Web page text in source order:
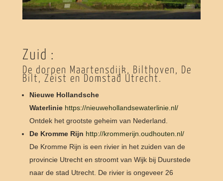
Zuid :
De dorpen Maartensdijk, Bilthoven, De
Bilt, Zeist en Domstad Utrecht.
Nieuwe Hollandsche
Waterlinie https://nieuwehollandsewaterlinie.nl/
Ontdek het grootste geheim van Nederland.
De Kromme Rijn http://krommerijn.oudhouten.nl/
De Kromme Rijn is een rivier in het zuiden van de
provincie Utrecht en stroomt van Wijk bij Duurstede
naar de stad Utrecht. De rivier is ongeveer 26